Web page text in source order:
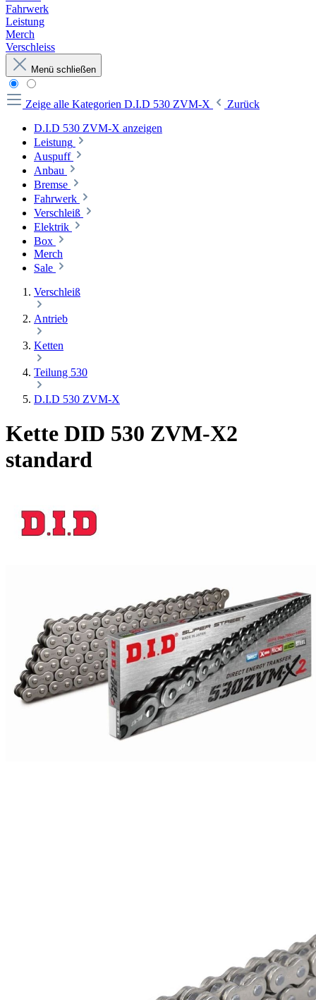
Fahrwerk
Leistung
Merch
Verschleiss
Menü schließen
Zeige alle Kategorien D.I.D 530 ZVM-X
Zurück
D.I.D 530 ZVM-X anzeigen
Leistung
Auspuff
Anbau
Bremse
Fahrwerk
Verschleiß
Elektrik
Box
Merch
Sale
Verschleiß
Antrieb
Ketten
Teilung 530
D.I.D 530 ZVM-X
Kette DID 530 ZVM-X2
standard